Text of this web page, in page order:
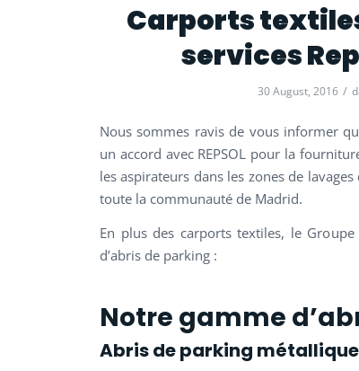
Carports
services
30 August, 2016 /
Nous sommes ravis de vous informer
un accord avec REPSOL pour la
les aspirateurs dans les zones de
toute la communauté de Madrid.
En plus des carports textiles, le
d’abris de parking :
Notre gamme
Abris de parking